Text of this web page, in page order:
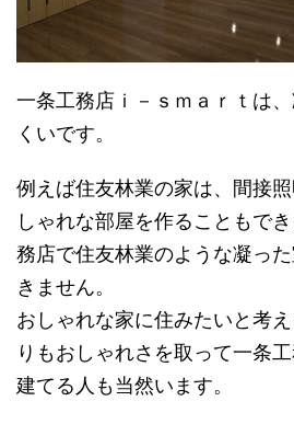
一条工務店ｉ－ｓｍａｒｔは
くいです。
例えば住友林業の家は、間接
しゃれな部屋を作ることもで
務店で住友林業のような凝っ
きません。
おしゃれな家に住みたいと考
りもおしゃれさを取って一条
建てる人も当然います。